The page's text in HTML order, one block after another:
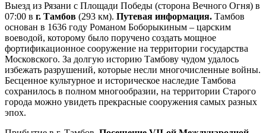
Выезд из Рязани с Площади Победы (сторона Вечного Огня) в
07:00 в г. Тамбов (293 км). Путевая информация. Тамбов
основан в 1636 году Романом Боборыкиным – царским
воеводой, которому было поручено создать мощное
фортификационное сооружение на территории государства
Московского. За долгую историю Тамбову чудом удалось
избежать разрушений, которые несли многочисленные войны.
Бесценное культурное и историческое наследие Тамбова
сохранилось в полном многообразии, на территории Старого
города можно увидеть прекрасные сооружения самых разных
эпох.